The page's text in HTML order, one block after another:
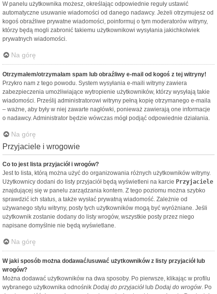
W panelu użytkownika możesz, określając odpowiednie reguły ustawić
automatyczne usuwanie wiadomości od danego nadawcy. Jeżeli otrzymujesz od
kogoś obraźliwe prywatne wiadomości, poinformuj o tym moderatorów witryny,
którzy będą mogli zabronić takiemu użytkownikowi wysyłania jakichkolwiek
prywatnych wiadomości.
Na górę
Otrzymałem/otrzymałam spam lub obraźliwy e-mail od kogoś z tej witryny!
Przykro nam z tego powodu. System wysyłania e-maili witryny zawiera
zabezpieczenia umożliwiające wytropienie użytkowników, którzy wysyłają takie
wiadomości. Prześlij administratorowi witryny pełną kopię otrzymanego e-maila
– ważne, aby były w niej zawarte nagłówki, ponieważ zawierają one informacje
o nadawcy. Administrator będzie wówczas mógł podjąć odpowiednie działania.
Na górę
Przyjaciele i wrogowie
Co to jest lista przyjaciół i wrogów?
Jest to lista, którą można użyć do organizowania różnych użytkowników witryny.
Użytkownicy dodani do listy przyjaciół będą wyświetleni na karcie Przyjaciele
znajdującej się w panelu zarządzania kontem. Z tego poziomu można szybko
sprawdzić ich status, a także wysłać prywatną wiadomość. Zależnie od
używanego stylu witryny, posty tych użytkowników mogą być wyróżniane. Jeśli
użytkownik zostanie dodany do listy wrogów, wszystkie posty przez niego
napisane domyślnie nie będą wyświetlane.
Na górę
W jaki sposób można dodawać/usuwać użytkowników z listy przyjaciół lub
wrogów?
Można dodawać użytkowników na dwa sposoby. Po pierwsze, klikając w profilu
wybranego użytkownika odnośnik Dodaj do przyjaciół lub Dodaj do wrogów. Po